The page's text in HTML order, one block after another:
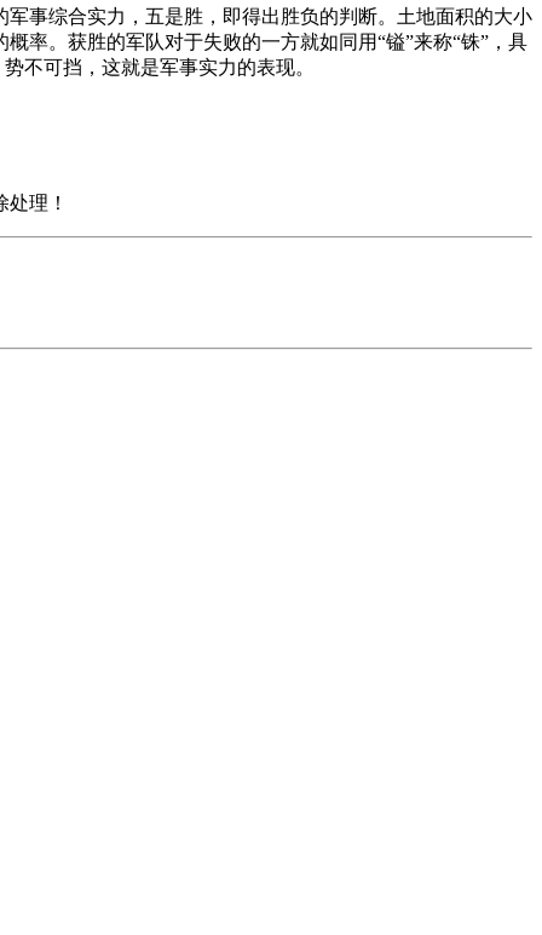
事综合实力，五是胜，即得出胜负的判断。土地面积的大小
率。获胜的军队对于失败的一方就如同用“镒”来称“铢”，具
不可挡，这就是军事实力的表现。
理！